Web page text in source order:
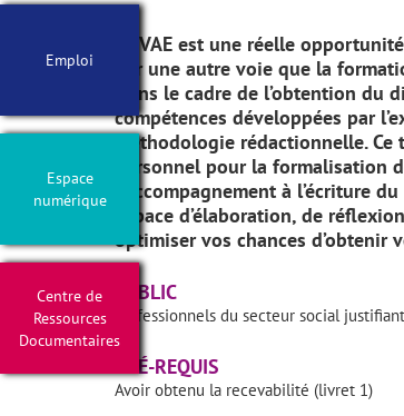
Emploi
Espace
numérique
Centre de
Ressources
Documentaires
La VAE est une réelle
par une autre voie que la
Dans le cadre de l’obtention
compétences développées par
méthodologie rédactionnelle. Ce
personnel pour la formalisation
L’accompagnement à
espace d’élaboration, de
optimiser vos chances d’obtenir
PUBLIC
Professionnels du secteur social
PRÉ-REQUIS
Avoir obtenu la recevabilité (livret 1)